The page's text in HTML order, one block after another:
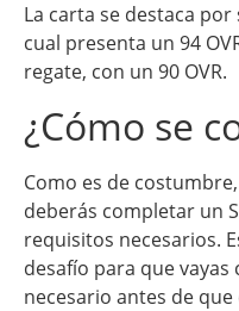
La carta se destaca
cual presenta un 94
regate, con un 90 OVR.
¿Cómo se
Como es de
deberás completar un
requisitos necesarios.
desafío para que
necesario antes de que